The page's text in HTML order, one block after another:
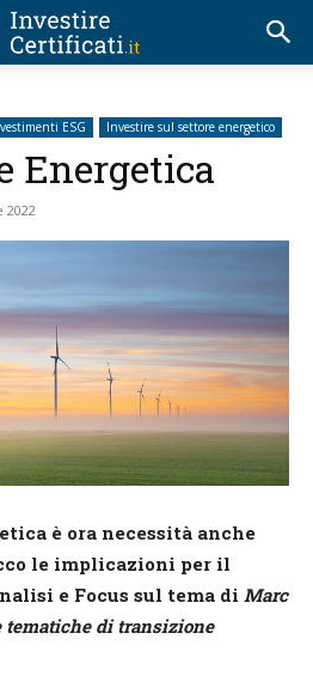
ESG Investire sul settore energetico
Energetica
2022
è ora necessità anche
le implicazioni per il
e Focus sul tema di Marc
di transizione